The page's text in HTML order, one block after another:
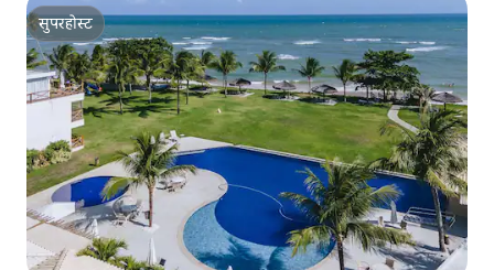
सुपरहोस्ट
सुपरहोस्ट